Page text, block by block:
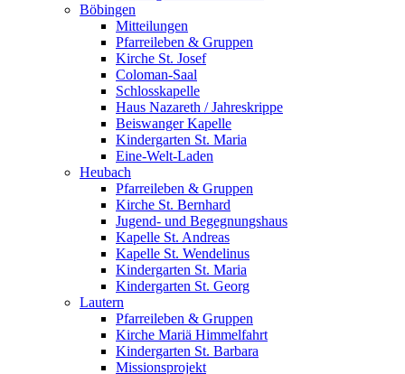
Böbingen
Mitteilungen
Pfarreileben & Gruppen
Kirche St. Josef
Coloman-Saal
Schlosskapelle
Haus Nazareth / Jahreskrippe
Beiswanger Kapelle
Kindergarten St. Maria
Eine-Welt-Laden
Heubach
Pfarreileben & Gruppen
Kirche St. Bernhard
Jugend- und Begegnungshaus
Kapelle St. Andreas
Kapelle St. Wendelinus
Kindergarten St. Maria
Kindergarten St. Georg
Lautern
Pfarreileben & Gruppen
Kirche Mariä Himmelfahrt
Kindergarten St. Barbara
Missionsprojekt